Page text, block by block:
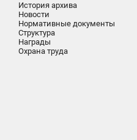
История архива
Новости
Нормативные документы
Структура
Награды
Охрана труда